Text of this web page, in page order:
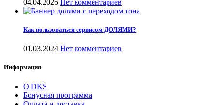
04.04.2025 Нет комментариев
Как пользоваться сервисом ДОЛЯМИ?
01.03.2024 Нет комментариев
Информация
О DKS
Бонусная программа